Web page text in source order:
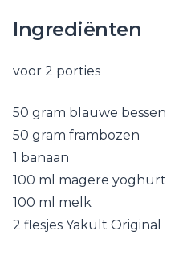
Ingrediënten
voor 2 porties
50 gram blauwe bessen
50 gram frambozen
1 banaan
100 ml magere yoghurt
100 ml melk
2 flesjes Yakult Original